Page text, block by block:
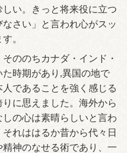
い。きっと将来役に立つ
さい」と言われ心がスッ
。
ののちカナダ・インド・
時期があり,異国の地で
であることを強く感じる
に思えました。海外から
の心は素晴らしいと言わ
れははるか昔から代々日
神のなせる術であり、一